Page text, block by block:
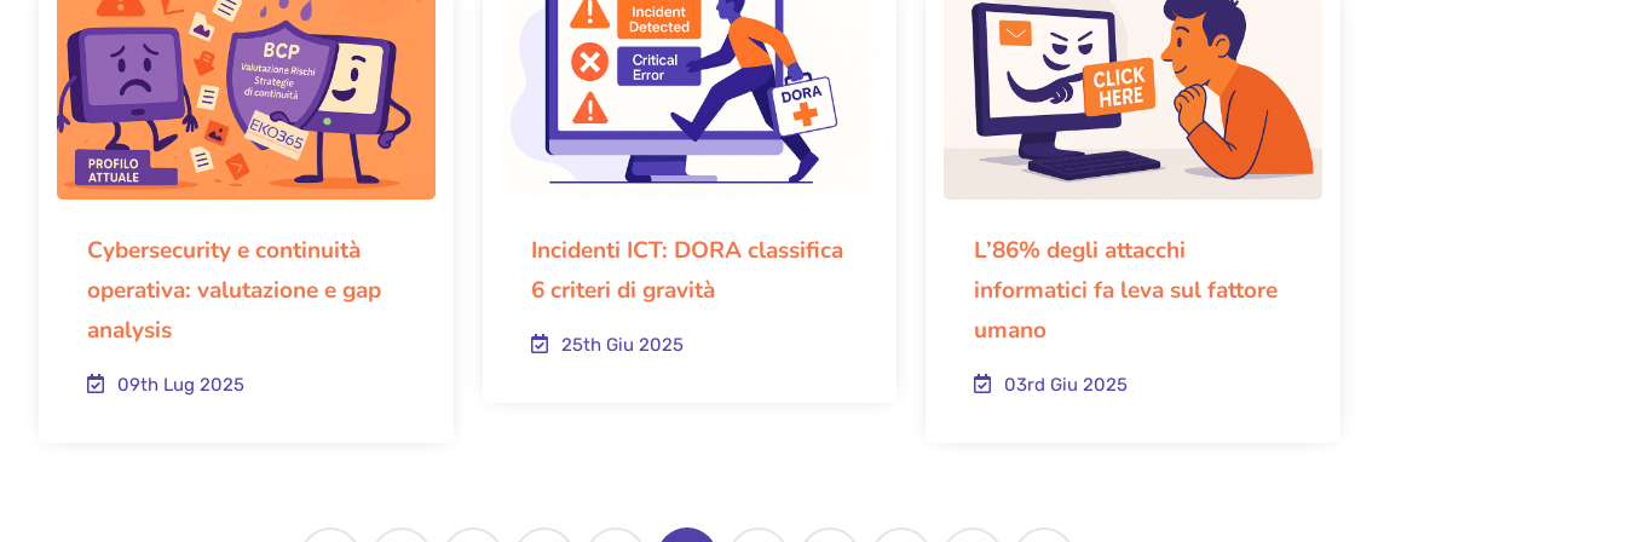
Cybersecurity e continuità
operativa: valutazione e gap
analysis
09th Lug 2025
Incidenti ICT: DORA classifica
6 criteri di gravità
25th Giu 2025
L’86% degli attacchi
informatici fa leva sul fattore
umano
03rd Giu 2025